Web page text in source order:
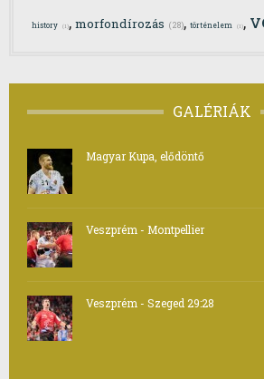
history (1), morfondírozás (28), történelem (1),
GALÉRIÁK
Magyar Kupa, elődöntő
Veszprém - Montpellier
Veszprém - Szeged 29:28